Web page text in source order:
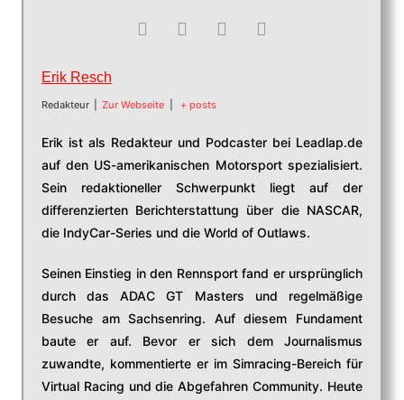
Erik Resch
Redakteur Zur Webseite + posts
Erik ist als Redakteur und Podcaster bei Leadlap.de
auf den US-amerikanischen Motorsport spezialisiert.
Sein redaktioneller Schwerpunkt liegt auf der
differenzierten Berichterstattung über die NASCAR,
die IndyCar-Series und die World of Outlaws.
Seinen Einstieg in den Rennsport fand er ursprünglich
durch das ADAC GT Masters und regelmäßige
Besuche am Sachsenring. Auf diesem Fundament
baute er auf. Bevor er sich dem Journalismus
zuwandte, kommentierte er im Simracing-Bereich für
Virtual Racing und die Abgefahren Community. Heute